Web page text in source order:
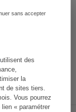
utilisent des
la
de sites tiers.
Vous pourrez
« paramétrer
sans accepter